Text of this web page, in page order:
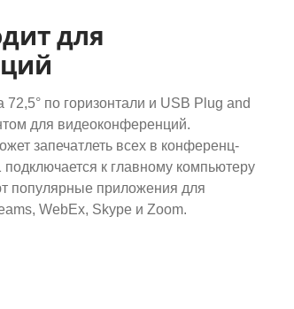
для
по горизонтали и USB Plug and
для видеоконференций.
запечатлеть всех в конференц-
к главному компьютеру
популярные приложения для
WebEx, Skype и Zoom.